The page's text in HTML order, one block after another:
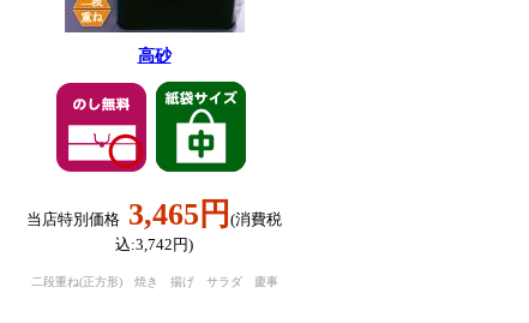
高砂
当店特別価格 3,465円 (消費税
込:3,742円)
二段重ね(正方形) 焼き 揚げ サラダ 慶事